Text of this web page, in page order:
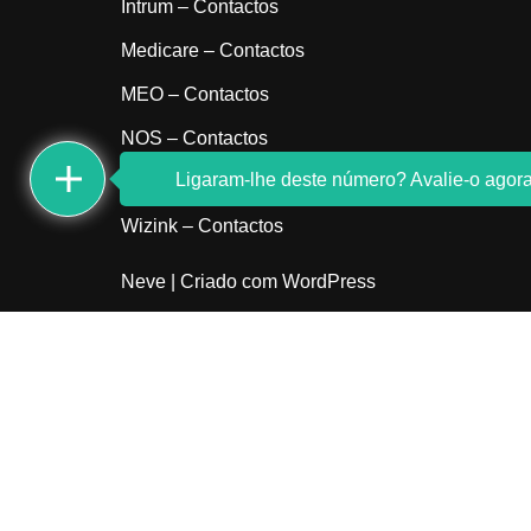
Intrum – Contactos
Medicare – Contactos
MEO – Contactos
NOS – Contactos
Sem indicativo
Wizink – Contactos
Neve | Criado com WordPress
Ligaram-lhe deste número? Avalie-o